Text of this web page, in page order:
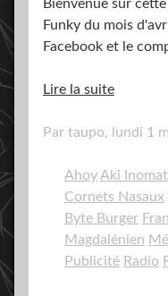
Bienvenue sur
Funky du mois
Facebook et le
Lire la suite
Par taupo, lundi 1
Ahoy Aki
Cornets Nasaux
Byte Burger
Magdalénien
Publicité Radio